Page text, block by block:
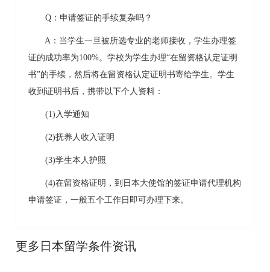
Q：申请签证的手续复杂吗？
A：当学生一旦被所选专业的老师接收，学生办理签
证的成功率为100%。学校为学生办理“在留资格认定证明
书”的手续，然后将在留资格认定证明书寄给学生。学生
收到证明书后，携带以下个人资料：
(1)入学通知
(2)抚养人收入证明
(3)学生本人护照
(4)在留资格证明，到日本大使馆的签证申请代理机构
申请签证，一般五个工作日即可办理下来。
更多日本留学条件资讯